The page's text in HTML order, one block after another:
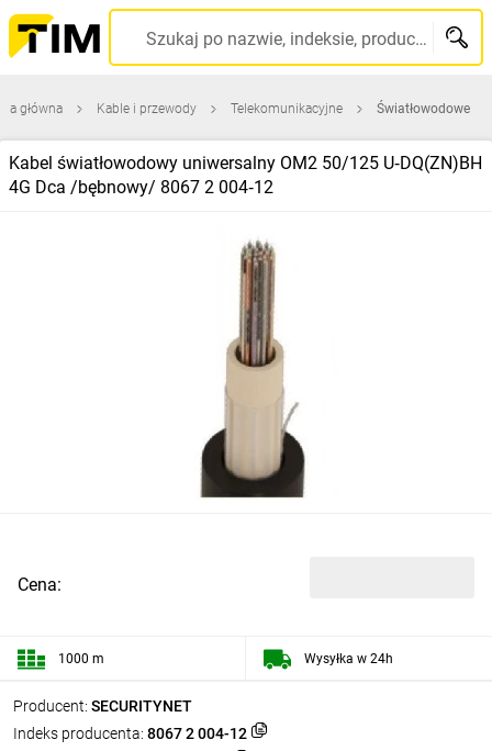
Szukaj po nazwie, indeksie, producencie, kodzie kreskowym...
główna Kable i przewody Telekomunikacyjne Światłowodowe
Kabel światłowodowy uniwersalny OM2 50/125 U‑DQ(ZN)BH
4G Dca /bębnowy/ 8067 2 004‑12
Producent: SECURITYNET
Indeks producenta: 8067 2 004-12
Cena:
1000 m Wysyłka w 24h